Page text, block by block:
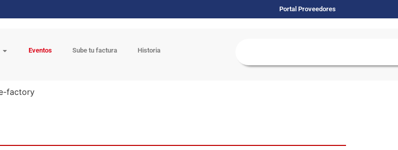
Portal Proveedores
Eventos Sube tu factura Historia